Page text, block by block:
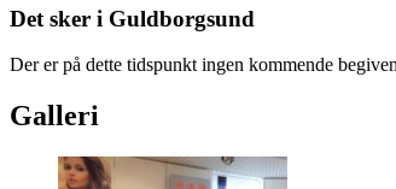
Det sker i Guldborgsund
Der er på dette tidspunkt ingen kommende
Galleri